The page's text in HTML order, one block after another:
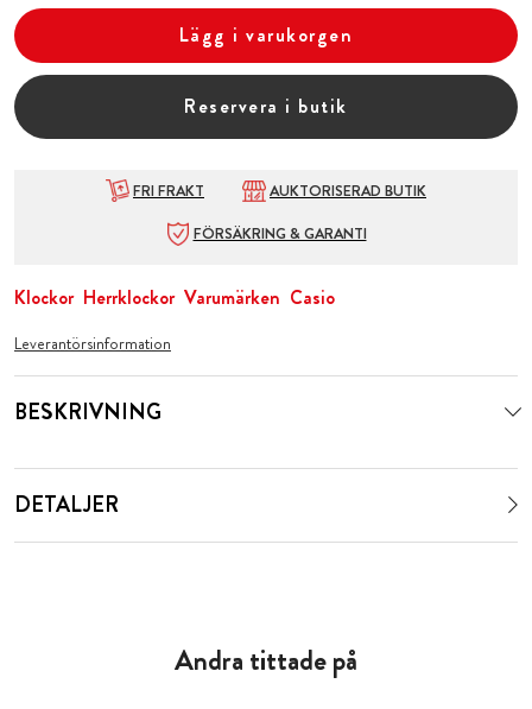
Lägg i varukorgen
Reservera i butik
FRI FRAKT
AUKTORISERAD BUTIK
FÖRSÄKRING & GARANTI
Klockor Herrklockor Varumärken Casio
Leverantörsinformation
BESKRIVNING
DETALJER
Andra tittade på